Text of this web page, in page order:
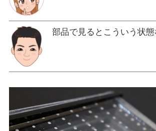
部品で見るとこういう状態